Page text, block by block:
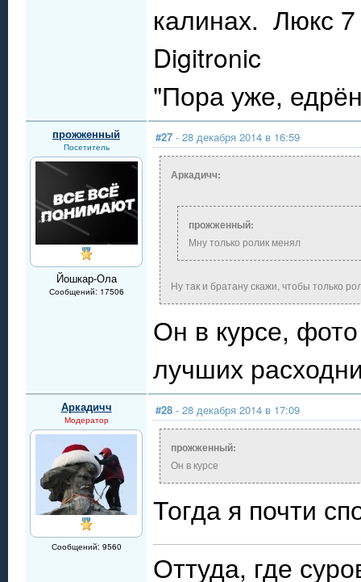
калинах. Люкс
Digitronic
"Пора уже,
прожженный
Посетитель
Йошкар-Ола
Сообщений: 17506
#27 - 28 декабря 2014 в 16:59
Аркадичч:
прожженный:
Мну только ролик менял
Ну так и братану скажи, чтобы только
Он в курсе,
лучших
Аркадичч
Модератор
Сообщений: 9560
#28 - 28 декабря 2014 в 17:09
прожженный:
Он в курсе
Тогда я почти
Оттуда, где